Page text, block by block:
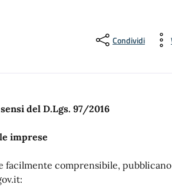
Condividi
del D.Lgs. 97/2016
imprese
facilmente comprensibile,